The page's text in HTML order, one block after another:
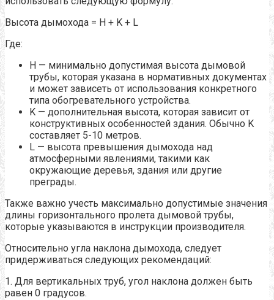
Высота дымохода = H + K + L
Где:
H — минимально допустимая высота дымовой
трубы, которая указана в нормативных документах
и может зависеть от использования конкретного
типа обогревательного устройства.
K — дополнительная высота, которая зависит от
конструктивных особенностей здания. Обычно K
составляет 5-10 метров.
L — высота превышения дымохода над
атмосферными явлениями, такими как
окружающие деревья, здания или другие
преграды.
Также важно учесть максимально допустимые значения
длины горизонтального пролета дымовой трубы,
которые указываются в инструкции производителя.
Относительно угла наклона дымохода, следует
придерживаться следующих рекомендаций:
1. Для вертикальных труб, угол наклона должен быть
равен 0 градусов.